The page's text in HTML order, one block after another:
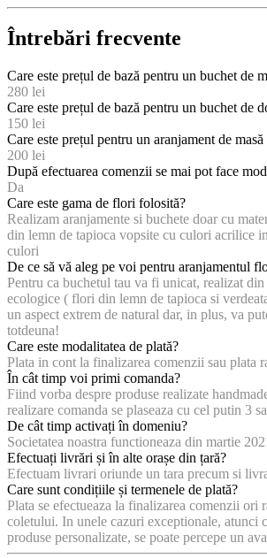
Întrebări frecvente
Care este prețul de bază pentru un buchet de
280 lei
Care este prețul de bază pentru un buchet de
150 lei
Care este prețul pentru un aranjament de
200 lei
După efectuarea comenzii se mai pot face
Da
Care este gama de flori folosită?
Realizam aranjamente si buchete doar cu
din lemn de tapioca vopsite cu culori acrilice
culori
De ce să vă aleg pe voi pentru aranjamentul
Pentru ca buchetul tau va fi unicat, realizat
ecologice ( flori din lemn de tapioca si
un aspect extrem de natural dar, in plus, va
totdeuna!
Care este modalitatea de plată?
Plata in cont la finalizarea comenzii sau plata
În cât timp voi primi comanda?
Fiind vorba despre produse realizate
realizare comanda se plaseaza cu cel putin 3
De cât timp activați în domeniu?
Societatea noastra functioneaza din martie
Efectuați livrări și în alte orașe din țară?
Efectuam livrari oriunde un tara precum si
Care sunt condițiile și termenele de plată?
Plata se efectueaza la finalizarea comenzii ori
coletului. In unele cazuri exceptionale, atunci
produse personalizate, se poate percepe un